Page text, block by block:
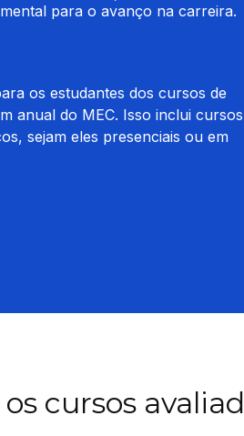
para o avanço na carreira.
os estudantes dos cursos de
anual do MEC. Isso inclui
sejam eles presenciais ou em
cursos